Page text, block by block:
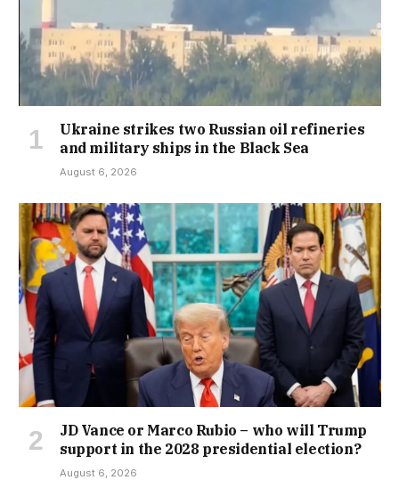
Ukraine strikes two Russian oil refineries
and military ships in the Black Sea
August 6, 2026
JD Vance or Marco Rubio – who will Trump
support in the 2028 presidential election?
August 6, 2026